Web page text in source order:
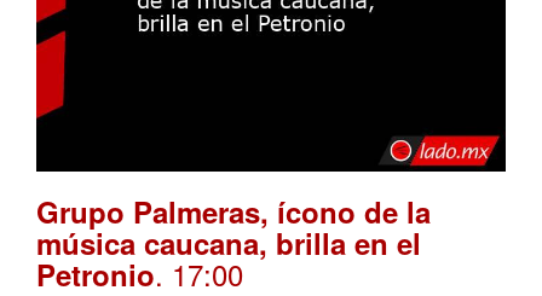
Grupo Palmeras, ícono de la
música caucana, brilla en el
Petronio. 17:00